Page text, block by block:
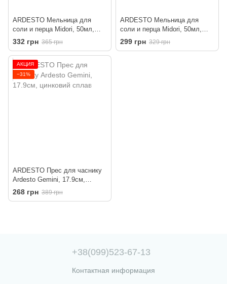
ARDESTO Мельница для
соли и перца Midori, 50мл,
бамбук, нержавеющая сталь,
пластик
332 грн 365 грн
ARDESTO Мельница для
соли и перца Midori, 50мл,
бамбук, нержавеющая сталь
299 грн 329 грн
АКЦИЯ
−31%
ARDESTO Прес для часнику
Ardesto Gemini, 17.9см,
цинковий сплав
268 грн 389 грн
+38(099)523-67-13
Контактная информация